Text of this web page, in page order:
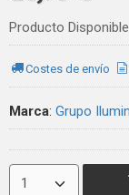
Producto Disponible
Costes de envío
Marca: Grupo